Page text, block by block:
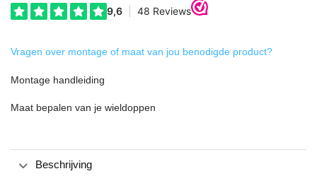
Vragen over montage of maat van jou benodigde product?
Montage handleiding
Maat bepalen van je wieldoppen
Beschrijving